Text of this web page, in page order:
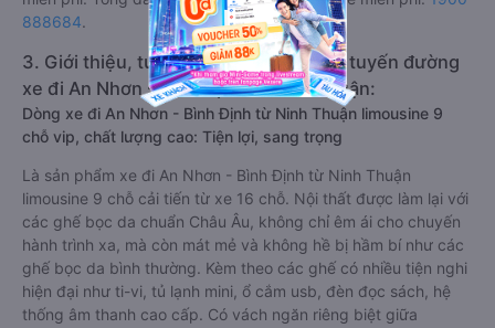
Trung Hòa có giá vé rẻ nhất, chỉ 300000 đồng. Đặt vé xe
Ninh Thuận An Nhơn - Bình Định chính hãng tại
có giá rẻ nhất, đảm bảo giữ chỗ 100% và hỗ trợ đổi trả vé
miễn phí. Tổng đài tư vấn, đặt vé và đổi trả vé miễn phí:
1900
888684.
3. Giới thiệu, tư vấn các dòng xe chạy tuyến đường
xe đi An Nhơn - Bình Định từ Ninh Thuận:
Dòng xe đi An Nhơn - Bình Định từ Ninh Thuận limousine 9
chỗ vip, chất lượng cao: Tiện lợi, sang trọng
Là sản phẩm xe đi An Nhơn - Bình Định từ Ninh Thuận
limousine 9 chỗ cải tiến từ xe 16 chỗ. Nội thất được làm lại với
các ghế bọc da chuẩn Châu Âu, không chỉ êm ái cho chuyến
hành trình xa, mà còn mát mẻ và không hề bị hầm bí như các